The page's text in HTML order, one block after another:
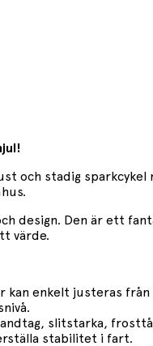
och stadig
design. Den är ett
värde.
kan enkelt justeras
slitstarka,
stabilitet i fart.